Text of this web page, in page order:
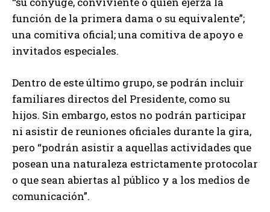
función de la primera dama o su equivalente”;
una comitiva oficial; una comitiva de apoyo e
invitados especiales.
Dentro de este último grupo, se podrán incluir
familiares directos del Presidente, como su
hijos. Sin embargo, estos no podrán participar
ni asistir de reuniones oficiales durante la gira,
pero “podrán asistir a aquellas actividades que
posean una naturaleza estrictamente protocolar
o que sean abiertas al público y a los medios de
comunicación”.